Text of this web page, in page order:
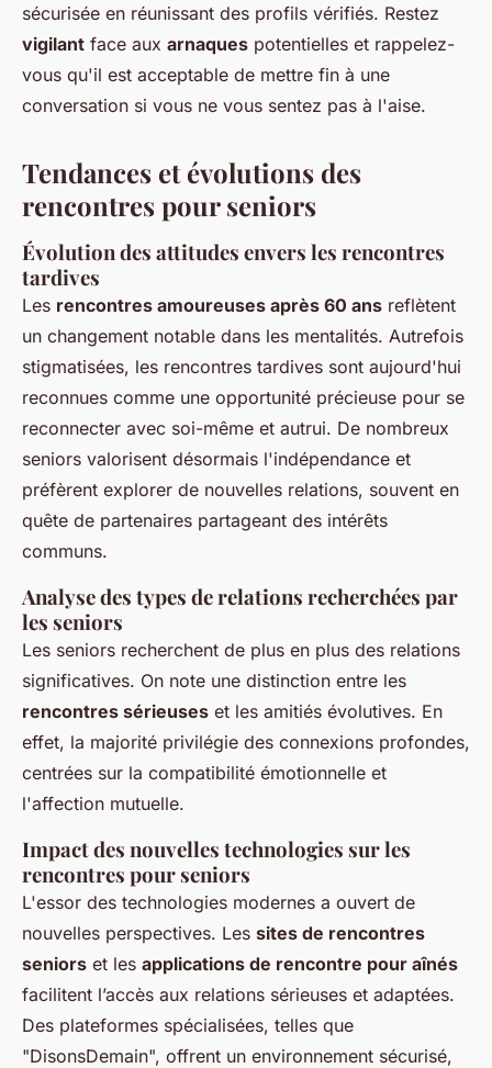
sécurisée en réunissant des profils vérifiés. Restez
vigilant face aux arnaques potentielles et rappelez-
vous qu'il est acceptable de mettre fin à une
conversation si vous ne vous sentez pas à l'aise.
Tendances et évolutions des
rencontres pour seniors
Évolution des attitudes envers les rencontres
tardives
Les rencontres amoureuses après 60 ans reflètent
un changement notable dans les mentalités. Autrefois
stigmatisées, les rencontres tardives sont aujourd'hui
reconnues comme une opportunité précieuse pour se
reconnecter avec soi-même et autrui. De nombreux
seniors valorisent désormais l'indépendance et
préfèrent explorer de nouvelles relations, souvent en
quête de partenaires partageant des intérêts
communs.
Analyse des types de relations recherchées par
les seniors
Les seniors recherchent de plus en plus des relations
significatives. On note une distinction entre les
rencontres sérieuses et les amitiés évolutives. En
effet, la majorité privilégie des connexions profondes,
centrées sur la compatibilité émotionnelle et
l'affection mutuelle.
Impact des nouvelles technologies sur les
rencontres pour seniors
L'essor des technologies modernes a ouvert de
nouvelles perspectives. Les sites de rencontres
seniors et les applications de rencontre pour aînés
facilitent l’accès aux relations sérieuses et adaptées.
Des plateformes spécialisées, telles que
"DisonsDemain", offrent un environnement sécurisé,